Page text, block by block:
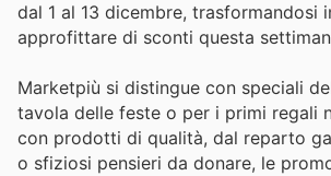
dal 1 al 13 dicembre,
approfittare di sconti questa
Marketpiù si distingue con speciali
tavola delle feste o per i primi regali
con prodotti di qualità, dal reparto
o sfiziosi pensieri da donare, le